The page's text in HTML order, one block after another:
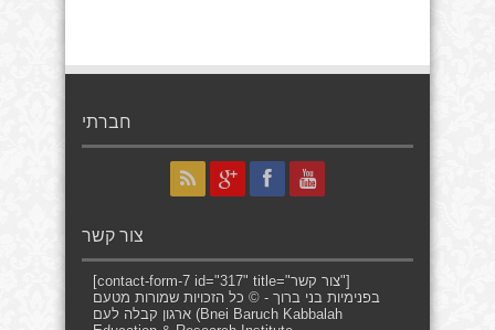
חברתי
צור קשר
[contact-form-7 id="317" title="צור קשר"]
בפנימיות בני ברוך - © כל הזכויות שמורות מטעם
ארגון קבלה לעם (Bnei Baruch Kabbalah